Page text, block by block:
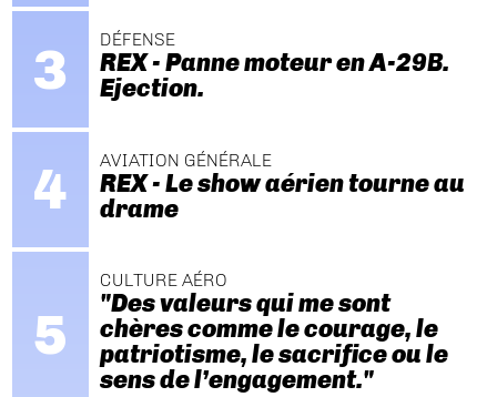
DÉFENSE
REX - Panne moteur en A-29B.
Ejection.
AVIATION GÉNÉRALE
REX - Le show aérien tourne au
drame
CULTURE AÉRO
"Des valeurs qui me sont
chères comme le courage, le
patriotisme, le sacrifice ou le
sens de l’engagement."